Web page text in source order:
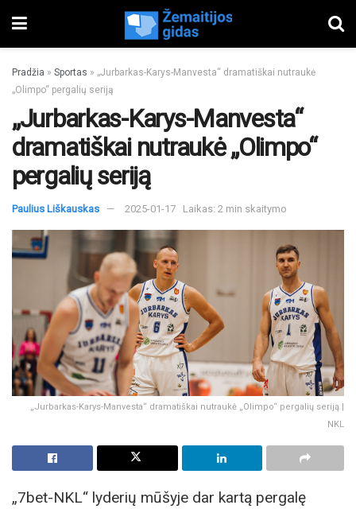
Pradžia » Sportas » „Jurbarkas-Karys-Manvesta“ dramatiškai nutraukė
„Olimpo“ pergalių seriją
„Jurbarkas-Karys-Manvesta“
dramatiškai nutraukė „Olimpo“
pergalių seriją
Paulius Liškauskas 2025-01-17 Laikas: 2 min skaitymo
„Jurbarkas-Karys-Manvesta“ dramatiškai nutraukė „Olimpo“ pergalių seriją |
NKL
„7bet-NKL“ lyderių mūšyje dar kartą pergalę